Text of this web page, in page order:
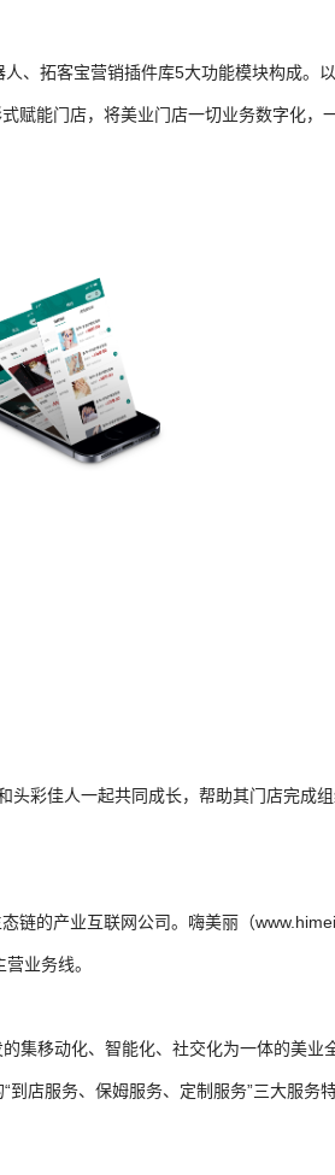
、拓客宝营销插件库5大功能模块构成。
赋能门店，将美业门店一切业务数字化
彩佳人一起共同成长，帮助其门店完成
链的产业互联网公司。嗨美丽（
业务线。
集移动化、智能化、社交化为一体的美
店服务、保姆服务、定制服务”三大服务